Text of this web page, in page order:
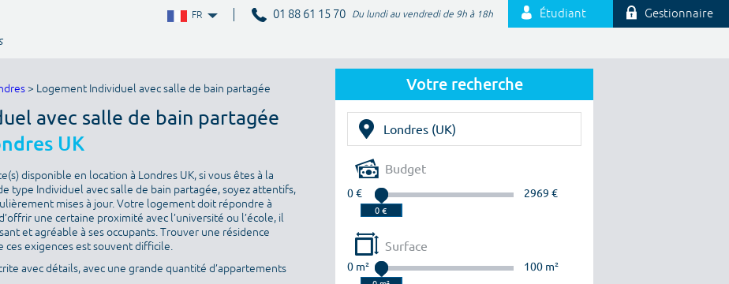
FR 01 88 61 15 70 Du lundi au vendredi de 9h à 18h Étudiant Gestionnaire
Votre recherche
Budget
0 € 2969 €
Surface
0 m² 100 m²
> Logement Individuel avec salle de bain partagée
avec salle de bain partagée
UK
disponible en location à Londres UK, si vous êtes à la
type Individuel avec salle de bain partagée, soyez attentifs,
mises à jour. Votre logement doit répondre à
une certaine proximité avec l’université ou l’école, il
et agréable à ses occupants. Trouver une résidence
ces exigences est souvent difficile.
avec détails, avec une grande quantité d’appartements